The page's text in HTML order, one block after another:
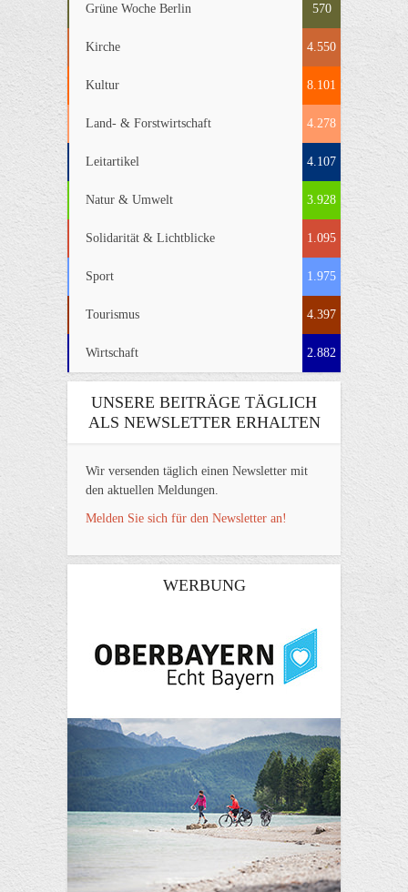
Grüne Woche Berlin 570
Kirche 4.550
Kultur 8.101
Land- & Forstwirtschaft 4.278
Leitartikel 4.107
Natur & Umwelt 3.928
Solidarität & Lichtblicke 1.095
Sport 1.975
Tourismus 4.397
Wirtschaft 2.882
UNSERE BEITRÄGE TÄGLICH
ALS NEWSLETTER ERHALTEN
Wir versenden täglich einen Newsletter mit
den aktuellen Meldungen.
Melden Sie sich für den Newsletter an!
WERBUNG